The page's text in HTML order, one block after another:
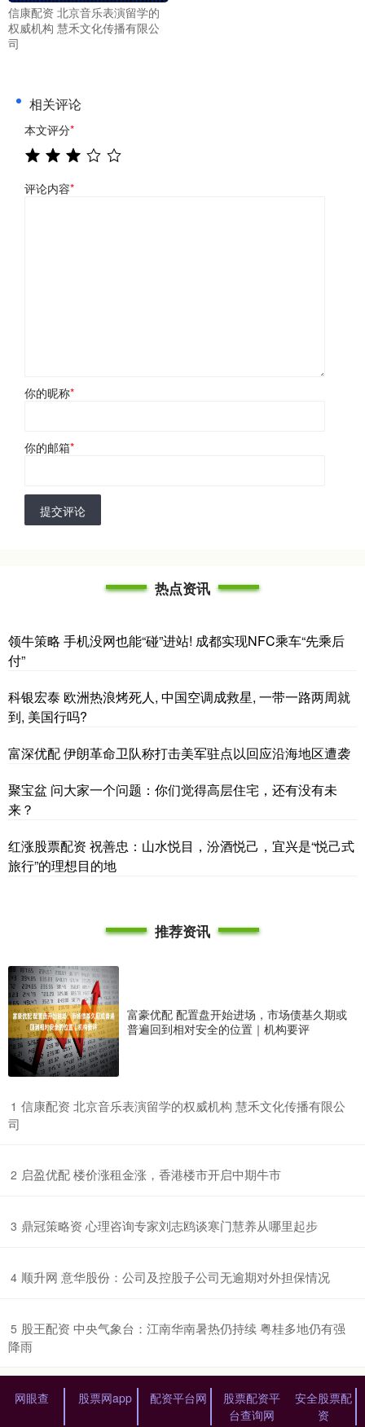
信康配资 北京音乐表演留学的
权威机构 慧禾文化传播有限公
司
相关评论
本文评分*
评论内容*
你的昵称*
你的邮箱*
提交评论
热点资讯
领牛策略 手机没网也能“碰”进站! 成都实现NFC乘车“先乘后
付”
科银宏泰 欧洲热浪烤死人, 中国空调成救星, 一带一路两周就
到, 美国行吗?
富深优配 伊朗革命卫队称打击美军驻点以回应沿海地区遭袭
聚宝盆 问大家一个问题：你们觉得高层住宅，还有没有未
来？
红涨股票配资 祝善忠：山水悦目，汾酒悦己，宜兴是“悦己式
旅行”的理想目的地
推荐资讯
富豪优配 配置盘开始进场，市场债基久期或
普遍回到相对安全的位置｜机构要评
1 ​信康配资 北京音乐表演留学的权威机构 慧禾文化传播有限公
司
2 ​启盈优配 楼价涨租金涨，香港楼市开启中期牛市
3 ​鼎冠策略资 心理咨询专家刘志鸥谈寒门慧养从哪里起步
4 ​顺升网 意华股份：公司及控股子公司无逾期对外担保情况
5 ​股王配资 中央气象台：江南华南暑热仍持续 粤桂多地仍有强
降雨
网眼查 股票网app 配资平台网
股票配资平
台查询网
安全股票配
资